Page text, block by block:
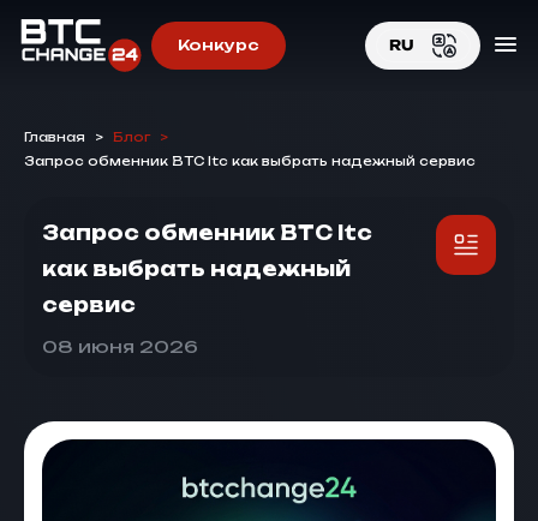
Конкурс RU
RU
Главная > Блог
>
Запрос обменник BTC ltc как выбрать надежный сервис
Запрос обменник BTC ltc
как выбрать надежный
сервис
08 июня 2026